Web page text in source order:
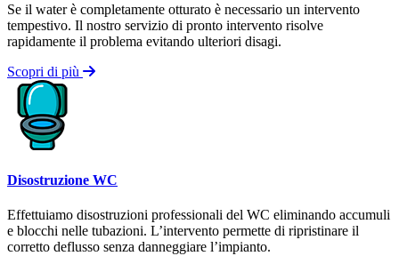
Se il water è completamente otturato è necessario un intervento
tempestivo. Il nostro servizio di pronto intervento risolve
rapidamente il problema evitando ulteriori disagi.
Scopri di più
Disostruzione WC
Effettuiamo disostruzioni professionali del WC eliminando accumuli
e blocchi nelle tubazioni. L’intervento permette di ripristinare il
corretto deflusso senza danneggiare l’impianto.